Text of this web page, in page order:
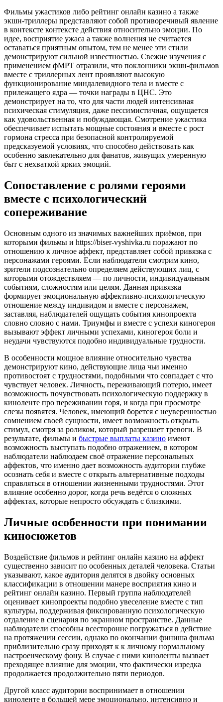
Фильмы ужастиков либо рейтинг онлайн казино а также
экшн-триллеры представляют собой противоречивый явление
в контексте контексте действия относительно эмоции. По
идее, восприятие ужаса а также волнения не считается
оставаться приятным опытом, тем не менее эти стили
демонстрируют сильной известностью. Свежие изучения с
применением фМРТ отразили, что поклонники экшн-фильмов
вместе с триллерных лент проявляют высокую
функционирование миндалевидного тела и вместе с
прилежащего ядра — точки награды в ЦНС. Это
демонстрирует на то, что для части людей интенсивная
психическая стимуляция, даже пессимистичная, ощущается
как удовольственная и побуждающая. Смотрение ужастика
обеспечивает испытать мощные состояния и вместе с рост
гормона стресса при безопасной контролируемой
предсказуемой условиях, что способно действовать как
особенно завлекательно для фанатов, живущих умеренную
быт с нехваткой ярких эмоций.
Сопоставление с ролями героями
вместе с психологический
сопереживание
Основным одного из значимых важнейших приёмов, при
которыми фильмы и https://biser-vyshivka.ru поражают по
отношению к личное аффект, представляет собой привязка с
персонажами героями. Если наблюдатели смотрим кино,
зрители подсознательно определяем действующих лиц, с
которыми отождествляем — по личности, индивидуальным
событиям, сложностям или целям. Данная привязка
формирует эмоциональную аффективно-психологическую
отношение между индивидом и вместе с персонажем,
заставляя, наблюдателей ощущать события кинопроекта
словно словно с нами. Триумфы и вместе с успехи киногероя
вызывают эффект личными успехами, киногероя боли и
неудачи чувствуются подобно индивидуальные трудности.
В особенности мощное влияние относительно чувства
демонстрируют кино, действующие лица чьи именно
противостоят с трудностями, подобными что совпадает с что
чувствует человек. Личность, переживающий потерю, имеет
возможность почувствовать психологическую поддержку в
киноленте про переживании горя, и когда при просмотре
слезы появятся. Человек, имеющий борется с неуверенностью
сомнением своей сущности, имеет возможность открыть
стимул, смотря за роликом, который разрешает тревоги. В
результате, фильмы и быстрые выплаты казино имеют
возможность выступать подобно отражением, в котором
наблюдатели наблюдаем своё отражение персональных
аффектов, что именно дает возможность аудитории глубже
осознать себя и вместе с открыть альтернативные подходы
справляться в отношении жизненными трудностями. Этот
влияние особенно дорог, когда речь ведётся о сложных
аффектах, которые непросто обсуждать с близкими.
Личные особенности при понимании
киносюжетов
Воздействие фильмов и рейтинг онлайн казино на аффект
существенно зависит по особенных деталей человека. Статьи
указывают, какое аудитория делятся в двойку основных
классификации в отношении манере восприятия кино и
рейтинг онлайн казино. Первый группа наблюдателей
оценивает кинопроекты подобно увеселение вместе с тип
культуры, поддерживая фиксированную психологическую
отдаление в сценария по экранном пространстве. Данные
наблюдатели способны всесторонне погружаться в действие
на протяжении сессии, однако по окончании финиша фильма
приблизительно сразу приходят к к личному нормальному
настроенческому фону. В случае с ними киноленты вызвает
преходящее влияние для эмоции, что фактически изредка
продолжается продолжительно пяти периодов.
Другой класс аудитории воспринимает в отношении
киноленте в большей мере эмоционально, интенсивно и